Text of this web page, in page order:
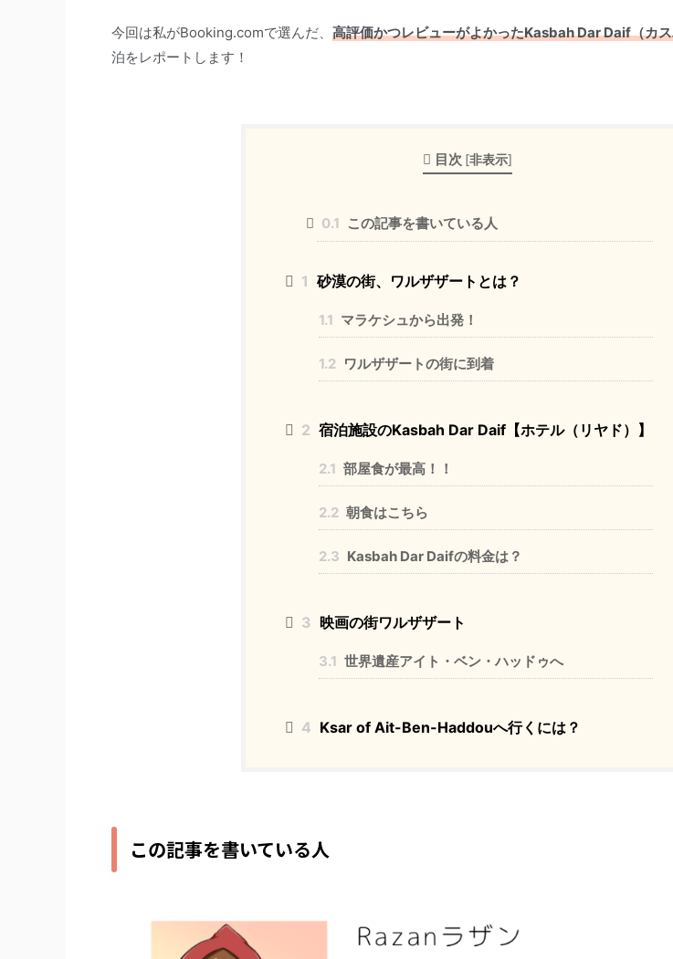
今回は私がBooking.comで選んだ、 高評価かつレビューがよかったKasbah Dar Daif（カ
泊をレポートします！
目次 [非表示]
0.1 この記事を書いている人
1 砂漠の街、ワルザザートとは？
1.1 マラケシュから出発！
1.2 ワルザザートの街に到着
2 宿泊施設のKasbah Dar Daif【ホテル（リヤド）】
2.1 部屋食が最高！！
2.2 朝食はこちら
2.3 Kasbah Dar Daifの料金は？
3 映画の街ワルザザート
3.1 世界遺産アイト・ベン・ハッドゥへ
4 ‎Ksar of Ait-Ben-Haddouへ行くには？
この記事を書いている人